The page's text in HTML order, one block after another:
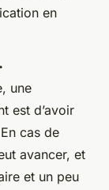
en
une
est d’avoir
cas de
avancer, et
et un peu